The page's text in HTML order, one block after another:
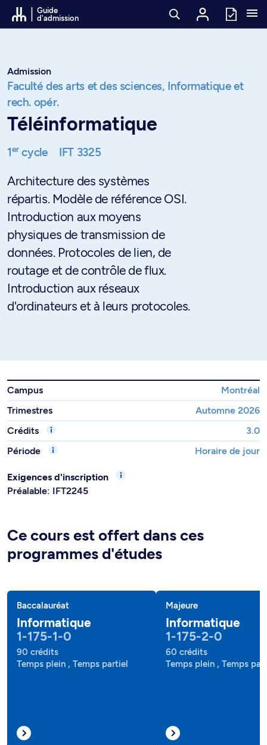
Passer au contenu
Guide
d'admission
Admission
Faculté des arts et des sciences, Informatique et
rech. opér.
Téléinformatique
1ercycle IFT 3325
Architecture des systèmes
répartis. Modèle de référence OSI.
Introduction aux moyens
physiques de transmission de
données. Protocoles de lien, de
routage et de contrôle de flux.
Introduction aux réseaux
d'ordinateurs et à leurs protocoles.
Campus
Montréal
Trimestres
Automne 2026
Crédits
3.0
Période
Horaire de jour
Exigences d'inscription
Préalable: IFT2245
Ce cours est offert dans ces
programmes d'études
Baccalauréat
Informatique
1-175-1-0
90 crédits
Temps plein , Temps partiel
Majeure
Informatique
1-175-2-0
60 crédits
Temps plein , Temps